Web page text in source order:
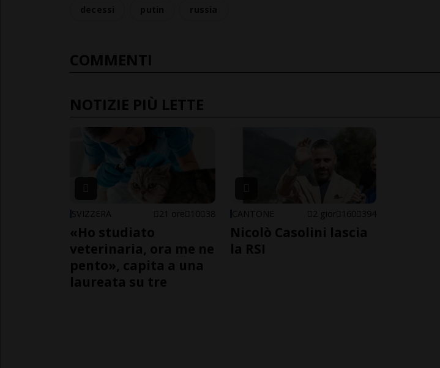
COMMENTI
NOTIZIE PIÙ LETTE
SVIZZERA 21 ore 10 38
«Ho studiato
veterinaria, ora me ne
pento», capita a una
laureata su tre
CANTONE 2 gior 160 394
Nicolò Casolini lascia
la RSI